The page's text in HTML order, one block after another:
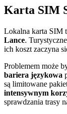
Karta SIM
Lokalna karta SIM
Lance.
ich koszt zaczyna
Problemem może
bariera językowa
są limitowane
intensywnym
sprawdzania trasy